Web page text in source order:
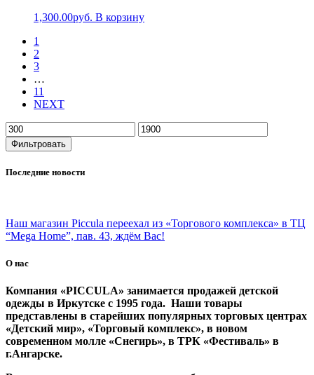
1,300.00руб. В корзину
1
2
3
…
11
NEXT
Фильтровать
Последние новости
Наш магазин Piccula переехал из «Торгового комплекса» в ТЦ
“Mega Home”, пав. 43, ждём Вас!
О нас
Компания «PICCULA» занимается продажей детской
одежды в Иркутске с 1995 года. Наши товары
представлены в старейших популярных торговых центрах
«Детский мир», «Торговый комплекс», в новом
современном молле «Снегирь», в ТРК «Фестиваль» в
г.Ангарске.